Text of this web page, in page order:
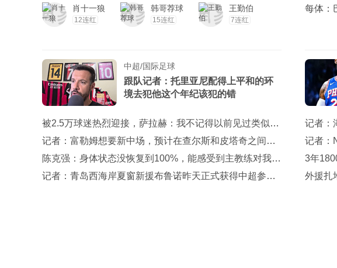
肖十一狼
12连红
韩哥荐球
15连红
王勤伯
7连红
皮尼安
每体：
中超/国际足球
跟队记者：托里亚尼配得上平和的环
境去犯他这个年纪该犯的错
被2.5万球迷热烈迎接，萨拉赫：我不记得以前见过类似的
场面
记者：富勒姆想要新中场，预计在查尔斯和皮塔奇之间二
选一
陈克强：身体状态没恢复到100%，能感受到主教练对我的
信任
记者：青岛西海岸夏窗新援布鲁诺昨天正式获得中超参赛
记者：
额
记者：
3年
NBA失
外援扎